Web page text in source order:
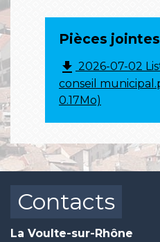
Pièces jointes
file_download 2026-07-02
conseil
0.17Mo)
Contacts
La Voulte-sur-Rhône